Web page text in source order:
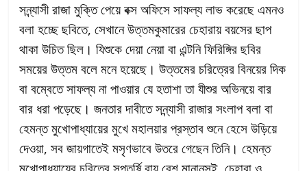
সন্ন্যাসী রাজা মুক্তি পেয়ে বক্স অফিসে সাফল্য লাভ করেছে এমনও
বলা হচ্ছে ছবিতে, সেখানে উত্তমকুমারের চেহারায় বয়সের ছাপ
থাকা উচিত ছিল। যিশুকে দেয়া নেয়া বা এন্টনি ফিরিঙ্গির ছবির
সময়ের উত্তম বলে মনে হয়েছে। উত্তমের চরিত্রের বিনয়ের দিক
বা বম্বেতে সাফল্য না পাওয়ার যে হতাশা তা যীশুর অভিনয়ে বার
বার ধরা পড়েছে। জনতার দাবীতে সন্ন্যাসী রাজার সংলাপ বলা বা
হেমন্ত মুখোপাধ্যায়ের মুখে মহালয়ার প্রস্তাব শুনে হেসে উড়িয়ে
দেওয়া, সব জায়গাতেই মসৃণভাবে উতরে গেছেন তিনি। হেমন্ত